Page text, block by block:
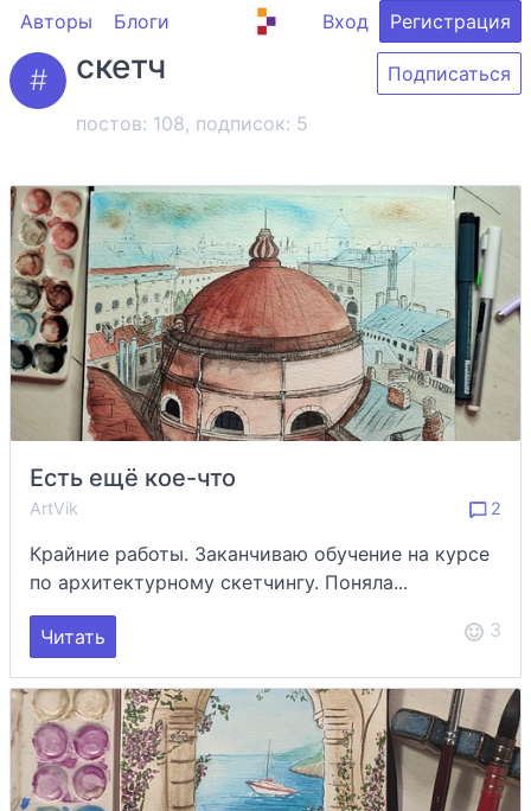
Авторы Блоги Вход Регистрация
скетч
постов: 108, подписок: 5
Подписаться
Есть ещё кое-что
ArtVik 2
Крайние работы. Заканчиваю обучение на курсе
по архитектурному скетчингу. Поняла...
Читать 3